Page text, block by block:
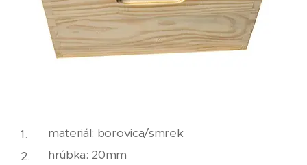
materiál: borovica/smrek
hrúbka: 20mm